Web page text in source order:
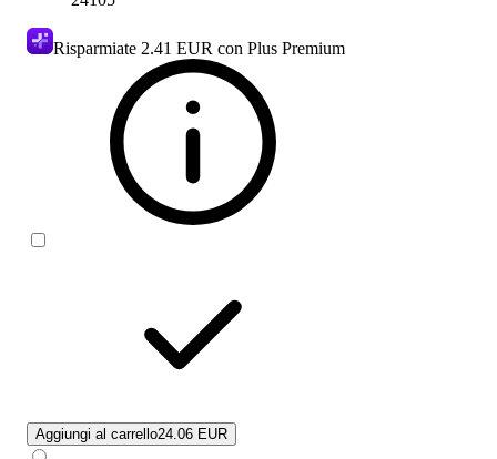
Risparmiate 2.41 EUR con Plus Premium
Aggiungi al carrello24.06 EUR